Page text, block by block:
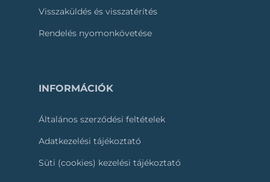
Visszaküldés és visszatérítés
Rendelés nyomonkövetése
INFORMÁCIÓK
Általános szerződési feltételek
Adatkezelési tájékoztató
Süti (cookies) kezelési tájékoztató